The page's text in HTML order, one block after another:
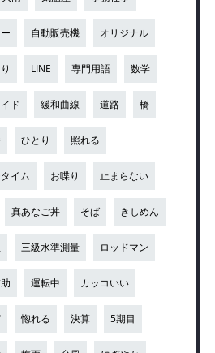
自動販売機 オリジナル
LINE 専門用語 数学
ド 緩和曲線 道路 橋
ひとり 照れる
イム お喋り 止まらない
真あなご丼 そば きしめん
三級水準測量 ロッドマン
運転中 カッコいい
惚れる 決算 5期目